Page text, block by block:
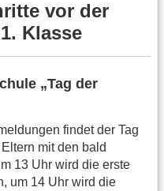
vor der
Klasse
„Tag der
findet der Tag
mit den bald
13 Uhr wird die erste
um 14 Uhr wird die